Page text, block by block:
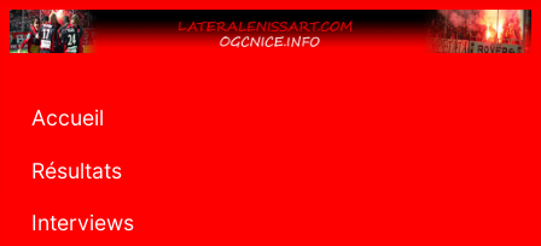
Accueil
Résultats
Interviews